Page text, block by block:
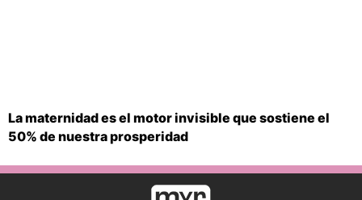
La maternidad es el motor invisible que sostiene el
50% de nuestra prosperidad